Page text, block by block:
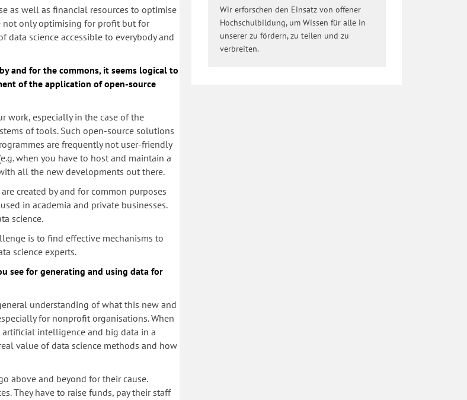
as well as financial resources to optimise
not only optimising for profit but for
data science accessible to everybody and
and for the commons, it seems logical to
of the application of open-source
work, especially in the case of the
of tools. Such open-source solutions
are frequently not user-friendly
when you have to host and maintain a
all the new developments out there.
created by and for common purposes
in academia and private businesses.
science.
is to find effective mechanisms to
science experts.
see for generating and using data for
understanding of what this new and
for nonprofit organisations. When
intelligence and big data in a
value of data science methods and how
above and beyond for their cause.
They have to raise funds, pay their staff
Wir erforschen den Einsatz von offener
Hochschulbildung, um Wissen für alle in
unserer zu fördern, zu teilen und zu
verbreiten.